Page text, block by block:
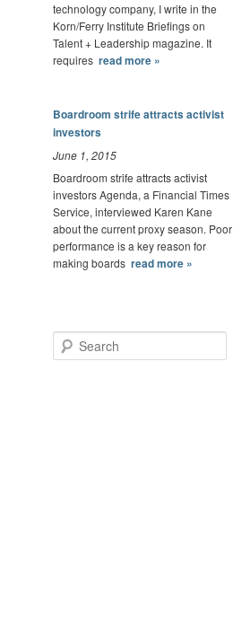
technology company, I write in the
Korn/Ferry Institute Briefings on
Talent + Leadership magazine. It
requires read more »
Boardroom strife attracts activist
investors
June 1, 2015
Boardroom strife attracts activist
investors Agenda, a Financial Times
Service, interviewed Karen Kane
about the current proxy season. Poor
performance is a key reason for
making boards read more »
Search